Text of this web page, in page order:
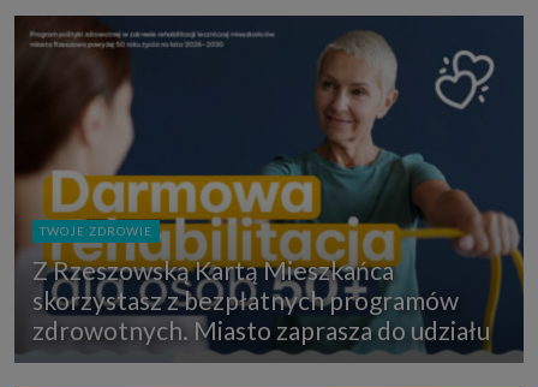
TWOJE ZDROWIE
Z Rzeszowską Kartą Mieszkańca
skorzystasz z bezpłatnych programów
zdrowotnych. Miasto zaprasza do udziału